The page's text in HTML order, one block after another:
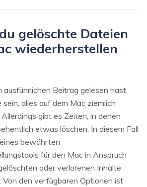
gelöschte Dateien
wiederherstellen
ausführlichen Beitrag gelesen hast,
alles auf dem Mac ziemlich
gibt es Zeiten, in denen
etwas löschen. In diesem Fall
bewährten
für den Mac in Anspruch
oder verlorenen Inhalte
den verfügbaren Optionen ist